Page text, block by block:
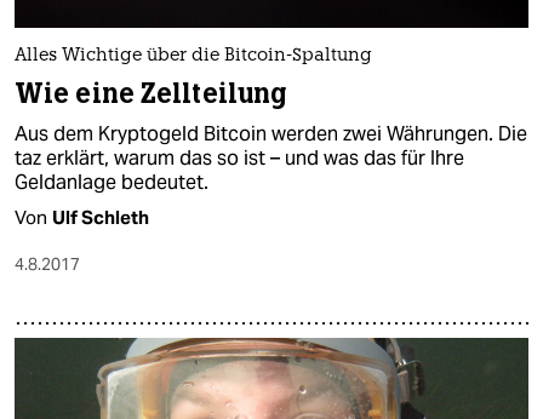
Alles Wichtige über die Bitcoin-Spaltung
Wie eine Zellteilung
Aus dem Kryptogeld Bitcoin werden zwei Währungen. Die
taz erklärt, warum das so ist – und was das für Ihre
Geldanlage bedeutet.
Von Ulf Schleth
4.8.2017